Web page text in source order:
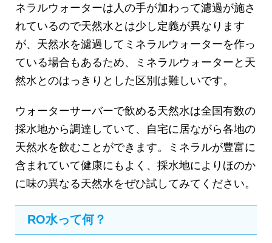
ネラルウォーターは人の手が加わって濾過が施さ
れているので天然水とは少し定義が異なります
が、天然水を濾過してミネラルウォーターを作っ
ている場合もあるため、ミネラルウォーターと天
然水とのはっきりとした区別は難しいです。
ウォーターサーバーで飲める天然水は全国有数の
採水地から調達していて、自宅に居ながら各地の
天然水を飲むことができます。ミネラルが豊富に
含まれていて健康にもよく、採水地によりほのか
に味の異なる天然水をぜひ試してみてください。
RO水って何？